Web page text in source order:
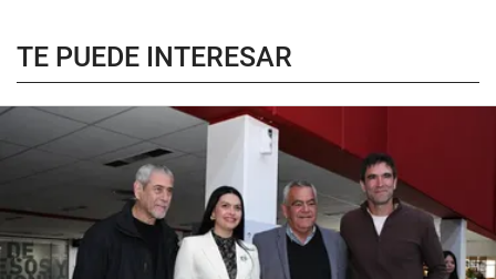
TE PUEDE INTERESAR